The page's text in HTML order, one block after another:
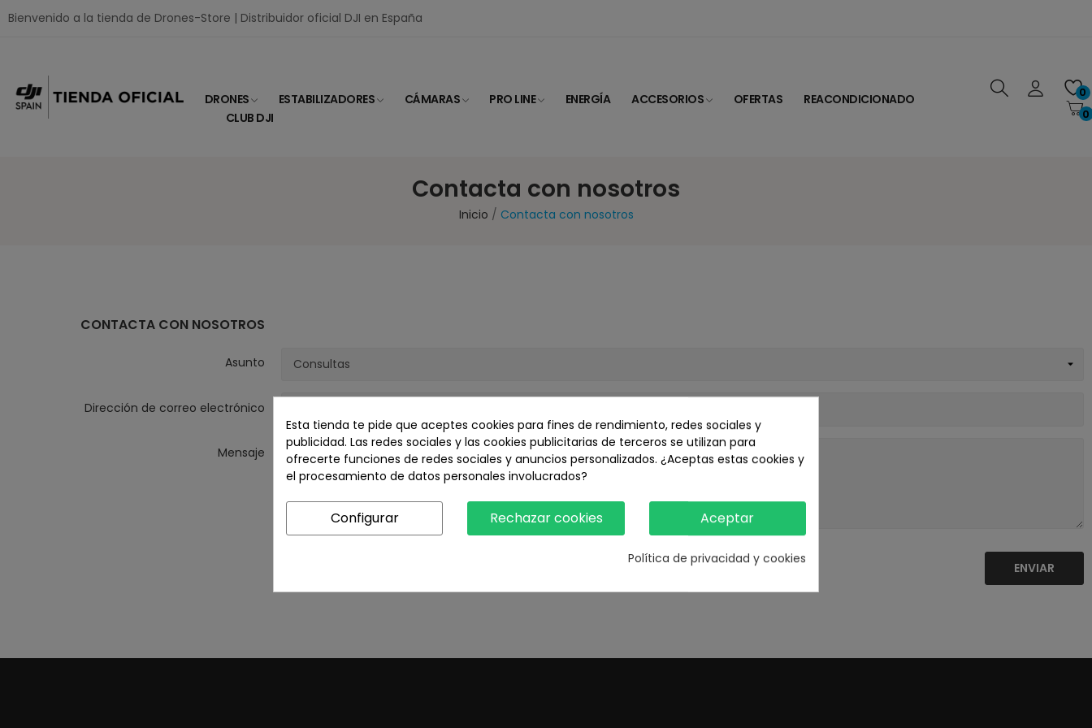
Bienvenido a la tienda de Drones-Store | Distribuidor oficial DJI en España
DRONES ESTABILIZADORES CÁMARAS PRO LINE ENERGÍA ACCESORIOS OFERTAS
REACONDICIONADO
CLUB DJI
0
0
Contacta con nosotros
Inicio Contacta con nosotros
CONTACTA CON NOSOTROS
Asunto
Dirección de correo electrónico
Mensaje
Esta tienda te pide que aceptes cookies para fines de rendimiento, redes sociales y
publicidad. Las redes sociales y las cookies publicitarias de terceros se utilizan para
ofrecerte funciones de redes sociales y anuncios personalizados. ¿Aceptas estas cookies y
el procesamiento de datos personales involucrados?
Aceptar
Rechazar cookies
Configurar
Política de privacidad y cookies